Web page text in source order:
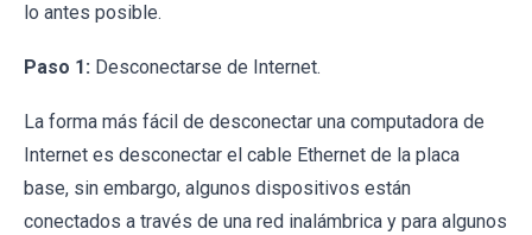
lo antes posible.
Paso 1: Desconectarse de Internet.
La forma más fácil de desconectar una computadora de
Internet es desconectar el cable Ethernet de la placa
base, sin embargo, algunos dispositivos están
conectados a través de una red inalámbrica y para algunos